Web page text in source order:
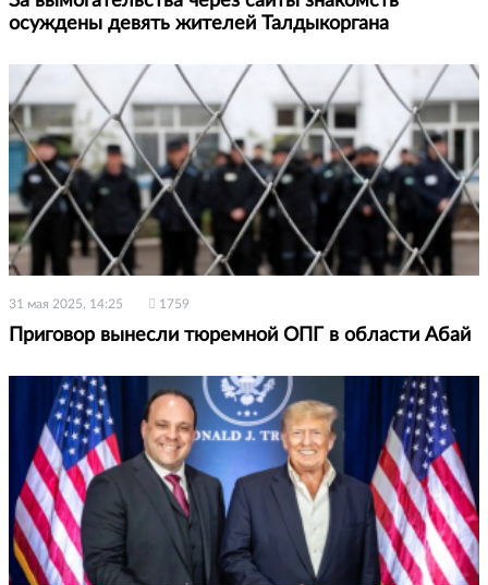
осуждены девять жителей Талдыкоргана
31 мая 2025, 14:25 1759
Приговор вынесли тюремной ОПГ в области Абай